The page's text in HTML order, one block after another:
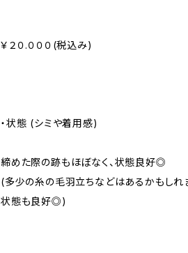
￥２０.０００(税込み)
・状態 (シミや着用感)
締めた際の跡もほぼなく、状態良好◎
(多少の糸の毛羽立ちなどはあるかもしれ
状態も良好◎)